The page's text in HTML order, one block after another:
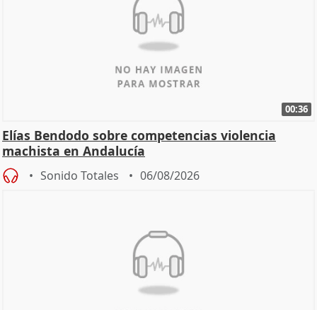
00:36
Elías Bendodo sobre competencias violencia
machista en Andalucía
Sonido Totales 06/08/2026